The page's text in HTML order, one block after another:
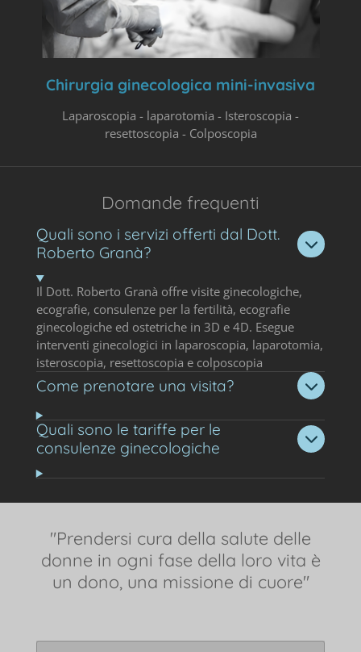
Chirurgia ginecologica mini-invasiva
Laparoscopia - laparotomia - Isteroscopia -
resettoscopia - Colposcopia
Domande frequenti
Quali sono i servizi offerti dal Dott.
Roberto Granà?
Il Dott. Roberto Granà offre visite ginecologiche,
ecografie, consulenze per la fertilità, ecografie
ginecologiche ed ostetriche in 3D e 4D. Esegue
interventi ginecologici in laparoscopia, laparotomia,
isteroscopia, resettoscopia e colposcopia
Come prenotare una visita?
Quali sono le tariffe per le
consulenze ginecologiche
"Prendersi cura della salute delle
donne in ogni fase della loro vita è
un dono, una missione di cuore"